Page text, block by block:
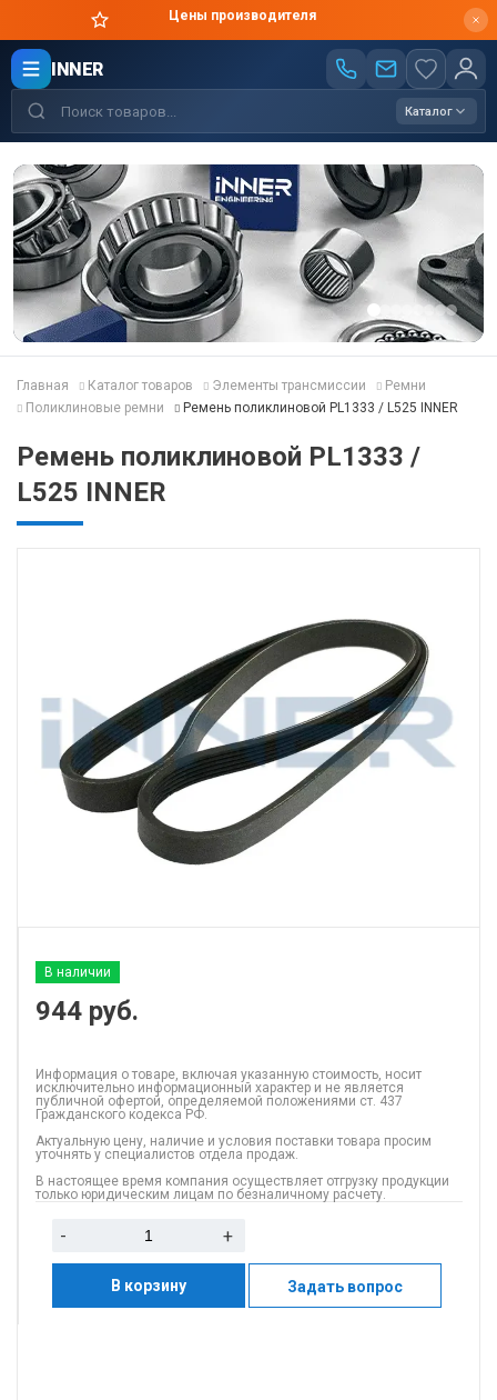
Оригинальная продукция в короткие сроки
INNER
Каталог
Главная Каталог товаров Элементы трансмиссии
Ремни
Поликлиновые ремни
Ремень поликлиновой PL1333 / L525 INNER
Ремень поликлиновой PL1333 /
L525 INNER
В наличии
944 руб.
Информация о товаре, включая указанную стоимость, носит
исключительно информационный характер и не является
публичной офертой, определяемой положениями ст. 437
Гражданского кодекса РФ.
Актуальную цену, наличие и условия поставки товара просим
уточнять у специалистов отдела продаж.
В настоящее время компания осуществляет отгрузку продукции
только юридическим лицам по безналичному расчету.
- +
В корзину Задать вопрос